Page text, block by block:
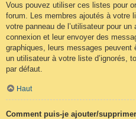
Vous pouvez utiliser ces listes pour
forum. Les membres ajoutés à votre
votre panneau de l’utilisateur pour
connexion et leur envoyer des
graphiques, leurs messages
un utilisateur à votre liste d’ignorés,
par défaut.
Haut
Comment puis-je ajouter/